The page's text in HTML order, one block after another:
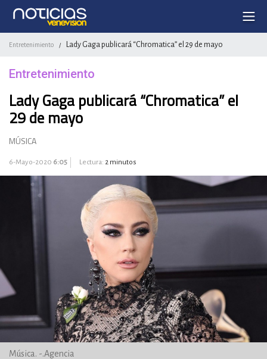
Entretenimiento / Lady Gaga publicará “Chromatica” el 29 de mayo
Entretenimiento
Lady Gaga publicará “Chromatica” el
29 de mayo
MÚSICA
6-Mayo-2020 6:05 Lectura: 2 minutos
Música. -.Agencia